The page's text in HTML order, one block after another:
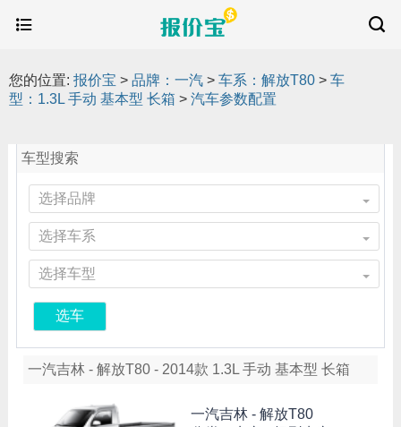
您的位置: 报价宝 > 品牌：一汽 > 车系：解放T80 > 车
型：1.3L 手动 基本型 长箱 > 汽车参数配置
车型搜索
选择品牌
选择车系
选择车型
选车
一汽吉林 - 解放T80 - 2014款 1.3L 手动 基本型 长箱
一汽吉林 - 解放T80